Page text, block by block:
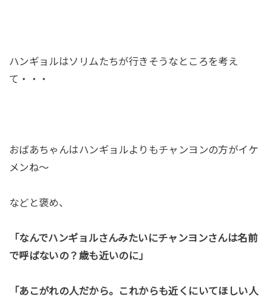
ハンギョルはソリムたちが行きそうなところを考え
て・・・
おばあちゃんはハンギョルよりもチャンヨンの方がイケ
メンね～
などと褒め、
「なんでハンギョルさんみたいにチャンヨンさんは名前
で呼ばないの？歳も近いのに」
「あこがれの人だから。これからも近くにいてほしい人